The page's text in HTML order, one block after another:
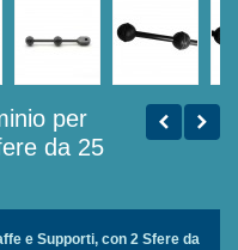
per
da 25
e Supporti, con 2 Sfere da